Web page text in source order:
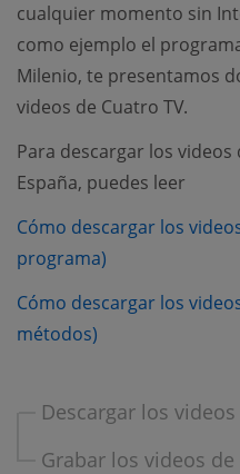
cualquier momento sin
como ejemplo el
Milenio, te presentamos
videos de Cuatro TV.
Para descargar los
España, puedes leer
Cómo descargar los
programa)
Cómo descargar los
métodos)
Descargar los
Grabar los videos